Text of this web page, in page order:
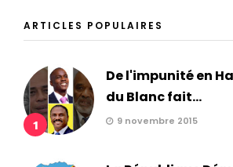
ARTICLES POPULAIRES
1
De l'impunité en
du Blanc fait...
9 novembre 2015